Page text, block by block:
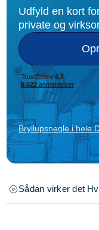
Udfyld en kort
private og
Bryllupsnegle i hele
Sådan virker det